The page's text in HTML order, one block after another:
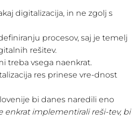
digitalizacija, in ne zgolj s
procesov, saj je temelj
rešitev.
treba vsega naenkrat.
res prinese vre-dnost
bi danes naredili eno
enkrat implementirali reši-tev, bi